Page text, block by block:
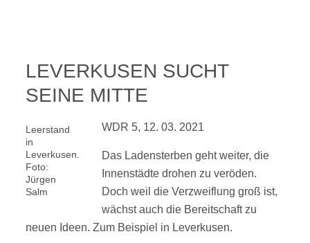
LEVERKUSEN SUCHT
SEINE MITTE
Leerstand
in
Leverkusen.
Foto:
Jürgen
Salm
WDR 5, 12. 03. 2021
Das Ladensterben geht weiter, die
Innenstädte drohen zu veröden.
Doch weil die Verzweiflung groß ist,
wächst auch die Bereitschaft zu
neuen Ideen. Zum Beispiel in Leverkusen.